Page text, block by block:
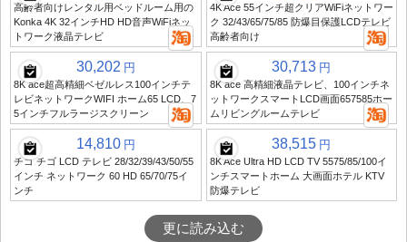
高齢者向けレンタル用ベッドルーム用の
Konka 4K 32インチHD HD音声WiFiネッ
トワーク液晶テレビ
4K Ace 55インチ超クリアWiFiネットワー
ク 32/43/65/75/85 防爆目保護LCDテレビ
高齢者向け
30,202 円
8K ace超高精細ベゼルレス100インチテ
レビネットワークWIFI ホーム65 LCD、7
5インチフルラージスクリーン
30,713 円
8K ace 高精細液晶テレビ、100インチネ
ットワークスマートLCD画面657585ホー
ムリビングルームテレビ
14,810 円
チゴ チゴ LCD テレビ 28/32/39/43/50/55
インチ ネットワーク 60 HD 65/70/75イ
ンチ
38,515 円
8K Ace Ultra HD LCD TV 5575/85/100イ
ンチスマートホーム 大画面ホテル KTV
防爆テレビ
更に読み込む